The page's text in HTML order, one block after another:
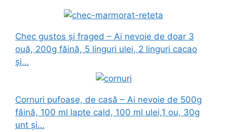
Chec gustos și fraged – Ai nevoie de doar 3
ouă, 200g făină, 5 linguri ulei, 2 linguri cacao
și…
Cornuri pufoase, de casă – Ai nevoie de 500g
făină, 100 ml lapte cald, 100 ml ulei,1 ou, 30g
unt și…